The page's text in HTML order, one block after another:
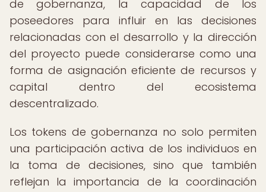
de gobernanza, la capacidad de los
poseedores para influir en las decisiones
relacionadas con el desarrollo y la dirección
del proyecto puede considerarse como una
forma de asignación eficiente de recursos y
capital dentro del ecosistema
descentralizado.
Los tokens de gobernanza no solo permiten
una participación activa de los individuos en
la toma de decisiones, sino que también
reflejan la importancia de la coordinación